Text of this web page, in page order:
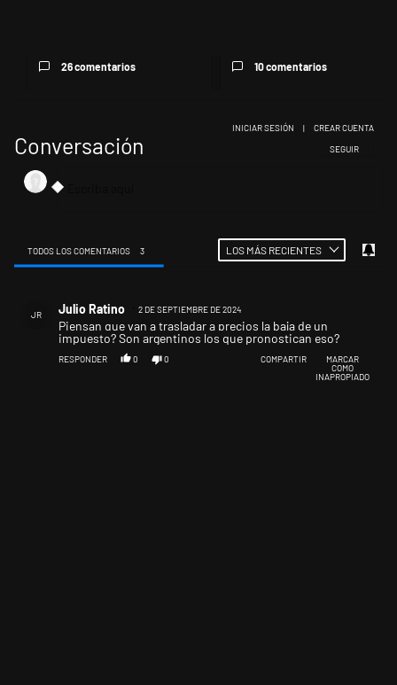
26 comentarios 10 comentarios
Conversación SIGA ESTA
SEGUIR
INICIAR SESIÓN | CREAR CUENTA
TODOS LOS COMENTARIOS 3 LOS MÁS RECIENTES
JR Julio Ratino 2 DE SEPTIEMBRE DE 2024
Piensan que van a trasladar a precios la baja de un
impuesto? Son argentinos los que pronostican eso?
RESPONDER 0 0 COMPARTIR
MARCAR
COMO
INAPROPIADO